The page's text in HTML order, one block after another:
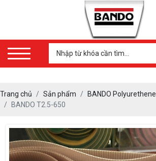
Trang chủ Sản phẩm BANDO Polyurethene
BANDO T2.5-650